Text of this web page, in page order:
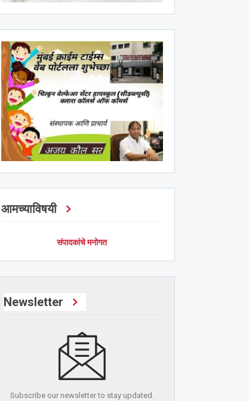
आमच्याविषयी
संपादकांचे मनोगत
Newsletter
Subscribe our newsletter to stay updated.